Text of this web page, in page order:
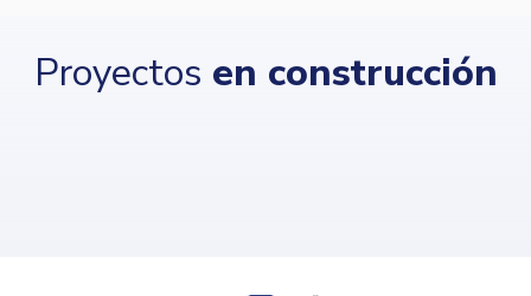
Proyectos en construcción